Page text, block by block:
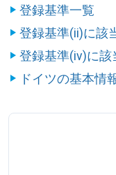
登録基準一覧
登録基準(ii)に該
登録基準(iv)に該
ドイツの基本情